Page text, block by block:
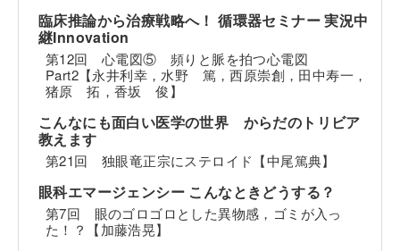
臨床推論から治療戦略へ！ 循環器セミナー 実況中
継Innovation
第12回 心電図⑤ 頻りと脈を拍つ心電図
Part2【永井利幸，水野 篤，西原崇創，田中寿一，
猪原 拓，香坂 俊】
こんなにも面白い医学の世界 からだのトリビア
教えます
第21回 独眼竜正宗にステロイド【中尾篤典】
眼科エマージェンシー こんなときどうする？
第7回 眼のゴロゴロとした異物感，ゴミが入っ
た！？【加藤浩晃】